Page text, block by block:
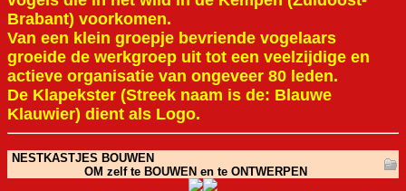
Brabant) voorkomen.
Van een klein groepje bevriende vogelaars
groeide de werkgroep uit tot een veelzijdige en
actieve organisatie van ongeveer 80 leden.
De Klapekster (Streek naam is de: Blauwe
Klauwier) dient als Logo.
NESTKASTJES BOUWEN
OM zelf te BOUWEN en te ONTWERPEN